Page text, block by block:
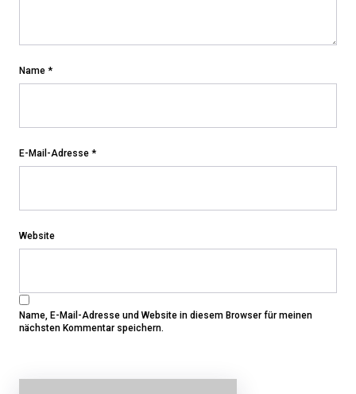
Name *
E-Mail-Adresse *
Website
Name, E-Mail-Adresse und Website in diesem Browser für meinen
nächsten Kommentar speichern.